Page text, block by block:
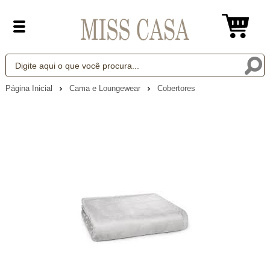
Página Inicial Cama e Loungewear Cobertores